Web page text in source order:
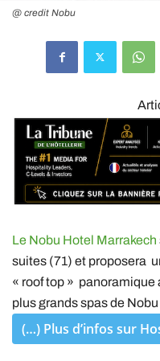
@ credit Nobu
Le Nobu Hotel Marrakech
suites (71) et proposera
« roof top » panoramique
plus grands spas de
(…) Plus d’infos sur